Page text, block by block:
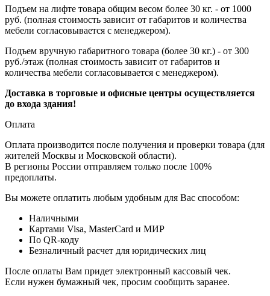
Подъем на лифте товара общим весом более 30 кг. - от 1000
руб. (полная стоимость зависит от габаритов и количества
мебели согласовывается с менеджером).
Подъем вручную габаритного товара (более 30 кг.) - от 300
руб./этаж (полная стоимость зависит от габаритов и
количества мебели согласовывается с менеджером).
Доставка в торговые и офисные центры осуществляется
до входа здания!
Оплата
Оплата производится после получения и проверки товара (для
жителей Москвы и Московской области).
В регионы России отправляем только после 100%
предоплаты.
Вы можете оплатить любым удобным для Вас способом:
Наличными
Картами Visa, MasterCard и МИР
По QR-коду
Безналичный расчет для юридических лиц
После оплаты Вам придет электронный кассовый чек.
Если нужен бумажный чек, просим сообщить заранее.